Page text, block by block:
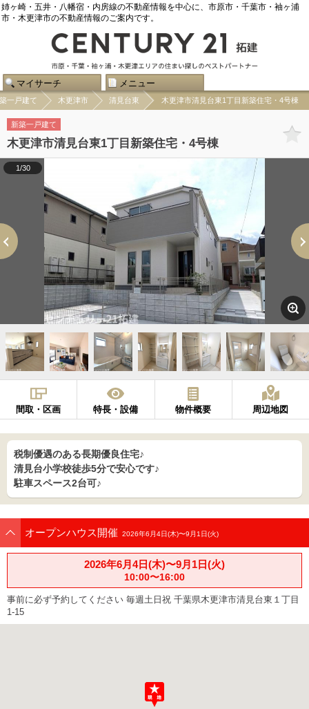
姉ヶ崎・五井・八幡宿・内房線の不動産情報を中心に、市原市・千葉市・袖ヶ浦
市・木更津市の不動産情報のご案内です。
メニュー
マイサーチ
一戸建て 木更津市 清見台東 木更津市清見台東1丁目新築住宅・4号棟
新築一戸建て
木更津市清見台東1丁目新築住宅・4号棟
1/30
間取・区画 特長・設備 物件概要 周辺地図
税制優遇のある長期優良住宅♪
清見台小学校徒歩5分で安心です♪
駐車スペース2台可♪
オープンハウス開催 2026年6月4日(木)〜9月1日(火)
2026年6月4日(木)〜9月1日(火)
10:00〜16:00
事前に必ず予約してください 毎週土日祝 千葉県木更津市清見台東１丁目
1-15